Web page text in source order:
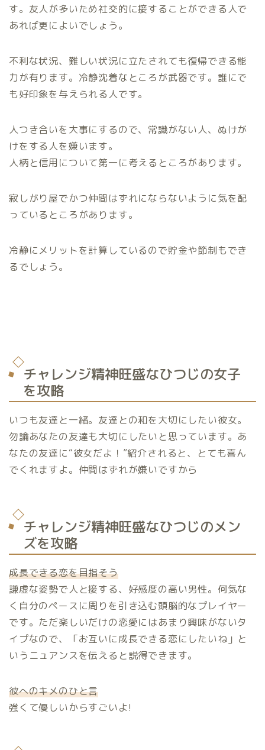
す。友人が多いため社交的に接することができる人で
あれば更によいでしょう。
不利な状況、難しい状況に立たされても復帰できる能
力が有ります。冷静沈着なところが武器です。誰にで
も好印象を与えられる人です。
人つき合いを大事にするので、常識がない人、ぬけが
けをする人を嫌います。
人柄と信用について第一に考えるところがあります。
寂しがり屋でかつ仲間はずれにならないように気を配
っているところがあります。
冷静にメリットを計算しているので貯金や節制もでき
るでしょう。
チャレンジ精神旺盛なひつじの女子
を攻略
いつも友達と一緒。友達との和を大切にしたい彼女。
勿論あなたの友達も大切にしたいと思っています。あ
なたの友達に“彼女だよ！”紹介されると、とても喜ん
でくれますよ。仲間はずれが嫌いですから
チャレンジ精神旺盛なひつじのメン
ズを攻略
成長できる恋を目指そう
謙虚な姿勢で人と接する、好感度の高い男性。何気な
く自分のペースに周りを引き込む頭脳的なプレイヤー
です。ただ楽しいだけの恋愛にはあまり興味がないタ
イプなので、「お互いに成長できる恋にしたいね」と
いうニュアンスを伝えると説得できます。
彼へのキメのひと言
強くて優しいからすごいよ!